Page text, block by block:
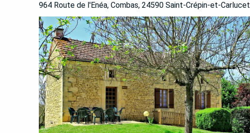
964 Route de l'Enéa, Combas, 24590 Saint-Crépin-et-Carlucet